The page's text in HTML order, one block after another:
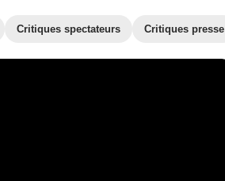
Critiques spectateurs Critiques presse